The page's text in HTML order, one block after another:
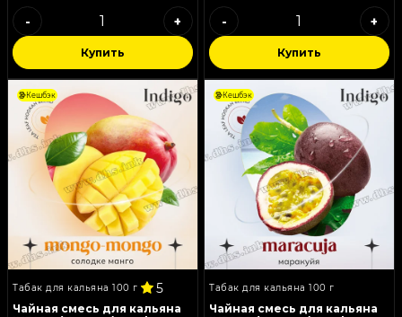
- +
Купить
- +
Купить
Кешбэк
Табак для кальяна 100 г 5
Чайная смесь для кальяна
Кешбэк
Табак для кальяна 100 г
Чайная смесь для кальяна